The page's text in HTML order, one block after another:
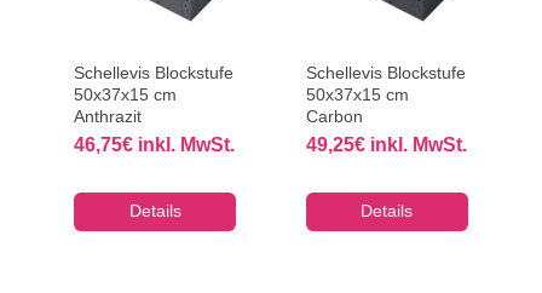
Schellevis Blockstufe
50x37x15 cm
Anthrazit
46,75€ inkl. MwSt.
Details
Schellevis Blockstufe
50x37x15 cm
Carbon
49,25€ inkl. MwSt.
Details